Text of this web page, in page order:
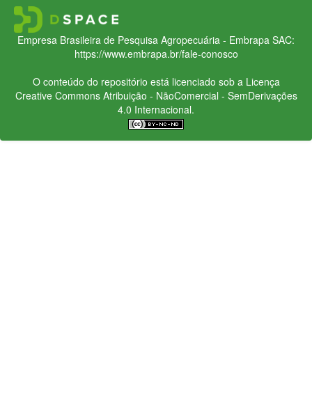
Empresa Brasileira de Pesquisa Agropecuária - Embrapa SAC:
https://www.embrapa.br/fale-conosco
O conteúdo do repositório está licenciado sob a Licença
Creative CommonsAtribuição - NãoComercial - SemDerivações
4.0 Internacional.